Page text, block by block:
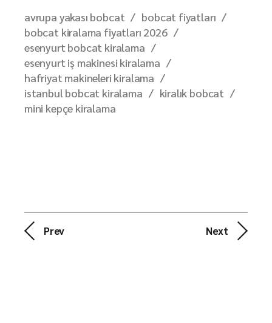
avrupa yakası bobcat
bobcat fiyatları
bobcat kiralama fiyatları 2026
esenyurt bobcat kiralama
esenyurt iş makinesi kiralama
hafriyat makineleri kiralama
istanbul bobcat kiralama
kiralık bobcat
mini kepçe kiralama
Prev Next